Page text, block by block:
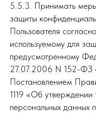
5.5.3. Принимать
защиты
Пользователя
используемому для
предусмотренному
27.07.2006 N 152-ФЗ
Постановлением
1119 «Об
персональных данных